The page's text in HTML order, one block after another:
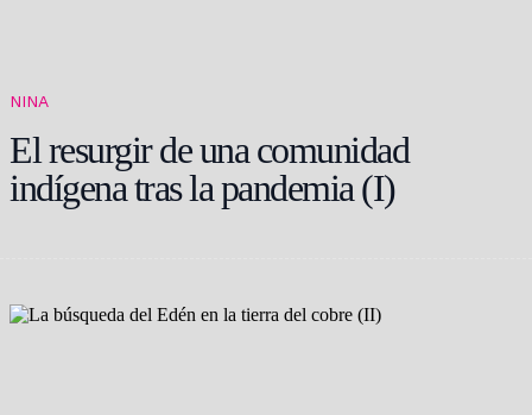
NINA
El resurgir de una comunidad
indígena tras la pandemia (I)